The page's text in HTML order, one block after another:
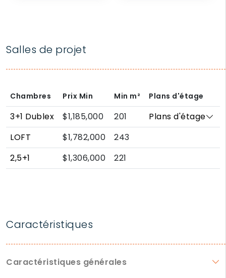
Salles de projet
Chambres Prix Min Min m² Plans d'étage
3+1 Dublex $1,185,000 201
Plans d'étage
LOFT
$1,782,000
243
2,5+1
$1,306,000 221
Caractéristiques
Caractéristiques générales